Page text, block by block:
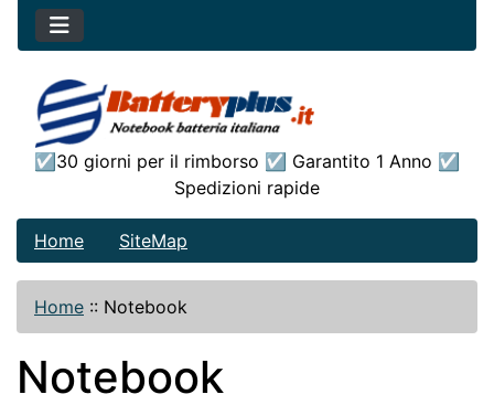
☑30 giorni per il rimborso ☑ Garantito 1 Anno ☑
Spedizioni rapide
Home SiteMap
Home :: Notebook
Notebook